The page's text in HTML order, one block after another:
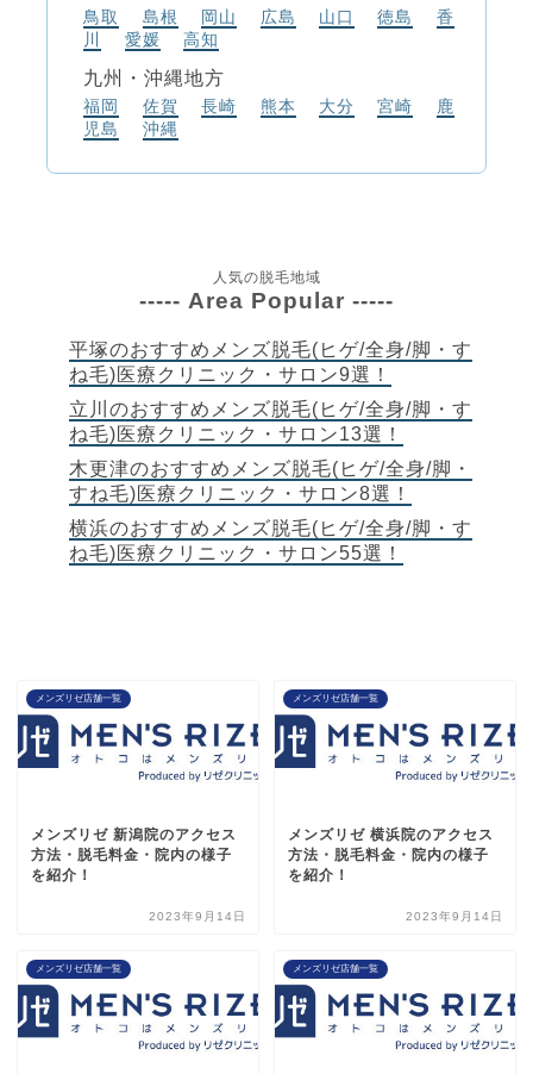
鳥取 島根 岡山 広島 山口 徳島
香
川
愛媛 高知
九州・沖縄地方
福岡 佐賀 長崎 熊本 大分 宮崎
鹿
児島
沖縄
人気の脱毛地域
----- Area Popular -----
平塚のおすすめメンズ脱毛(ヒゲ/全身/脚・す
ね毛)医療クリニック・サロン9選！
立川のおすすめメンズ脱毛(ヒゲ/全身/脚・す
ね毛)医療クリニック・サロン13選！
木更津のおすすめメンズ脱毛(ヒゲ/全身/脚・
すね毛)医療クリニック・サロン8選！
横浜のおすすめメンズ脱毛(ヒゲ/全身/脚・す
ね毛)医療クリニック・サロン55選！
メンズリゼ店舗一覧
メンズリゼ 新潟院のアクセス
方法・脱毛料金・院内の様子
を紹介！
2023年9月14日
メンズリゼ店舗一覧
メンズリゼ 横浜院のアクセス
方法・脱毛料金・院内の様子
を紹介！
2023年9月14日
メンズリゼ店舗一覧 メンズリゼ店舗一覧